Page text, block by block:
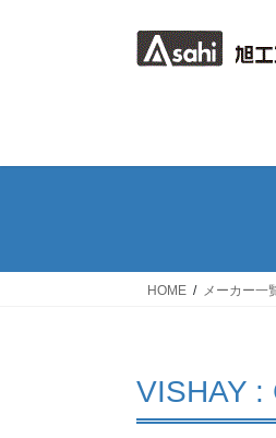
ス
ン
HOME メーカー一
VISHAY :